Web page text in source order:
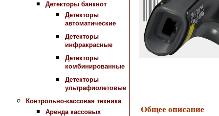
Детекторы банкнот
Детекторы
автоматические
Детекторы
инфракрасные
Детекторы
комбинированные
Детекторы
ультрафиолетовые
Контрольно-кассовая техника
Аренда кассовых
Общее описание